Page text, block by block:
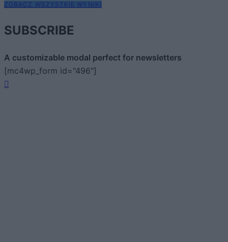
ZOBACZ WSZYSTKIE WYNIKI
SUBSCRIBE
A customizable modal perfect for newsletters
[mc4wp_form id="496"]